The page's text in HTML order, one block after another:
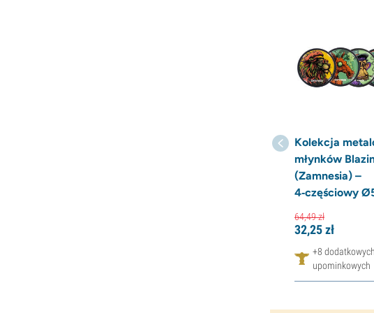
Kolekcja
młynków
(Zamnesia) –
4‑częściowy
64,49zł
32,25zł
+8
upominkowych